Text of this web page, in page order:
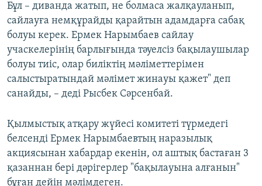
Бұл – диванда жатып, не болмаса жалқауланып,
сайлауға немқұрайды қарайтын адамдарға сабақ
болуы керек. Ермек Нарымбаев сайлау
учаскелерінің барлығында тәуелсіз бақылаушылар
болуы тиіс, олар биліктің мәліметтерімен
салыстыратындай мәлімет жинауы қажет" деп
санайды, – деді Рысбек Сәрсенбай.
Қылмыстық атқару жүйесі комитеті түрмедегі
белсенді Ермек Нарымбаевтың наразылық
акциясынан хабардар екенін, ол аштық бастаған 3
қазаннан бері дәрігерлер "бақылауына алғанын"
бұған дейін мәлімдеген.